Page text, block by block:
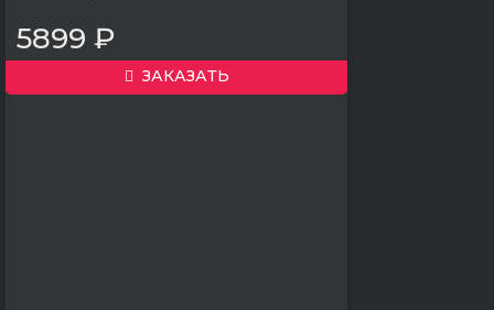
5899 ₽
ЗАКАЗАТЬ